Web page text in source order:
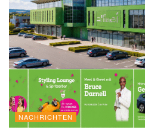
NACHRICHTEN